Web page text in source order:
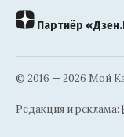
Партнёр
© 2016 — 2026 Мой
Редакция и реклама: